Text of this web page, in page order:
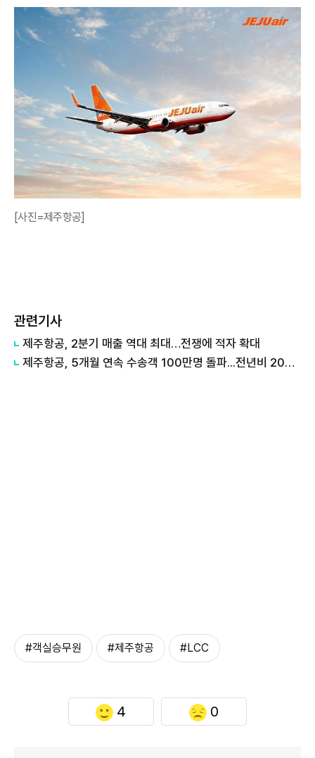
[사진=제주항공]
관련기사
제주항공, 2분기 매출 역대 최대…전쟁에 적자 확대
제주항공, 5개월 연속 수송객 100만명 돌파...전년비 20% 급증
#객실승무원 #제주항공 #LCC
4 0